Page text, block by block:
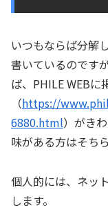
いつもならば分解
書いているのです
ば、PHILE WEB
（https://
6880.html）がき
味がある方はそち
個人的には、ネッ
します。